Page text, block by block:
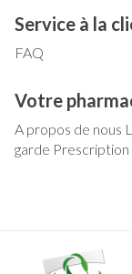
Service à la
FAQ
Votre
A propos de nous
garde Prescription